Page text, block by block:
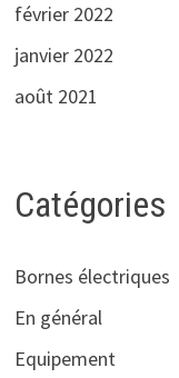
février 2022
janvier 2022
août 2021
Catégories
Bornes électriques
En général
Equipement